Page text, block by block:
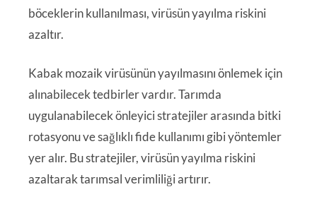
böceklerin kullanılması, virüsün yayılma riskini
azaltır.
Kabak mozaik virüsünün yayılmasını önlemek için
alınabilecek tedbirler vardır. Tarımda
uygulanabilecek önleyici stratejiler arasında bitki
rotasyonu ve sağlıklı fide kullanımı gibi yöntemler
yer alır. Bu stratejiler, virüsün yayılma riskini
azaltarak tarımsal verimliliği artırır.